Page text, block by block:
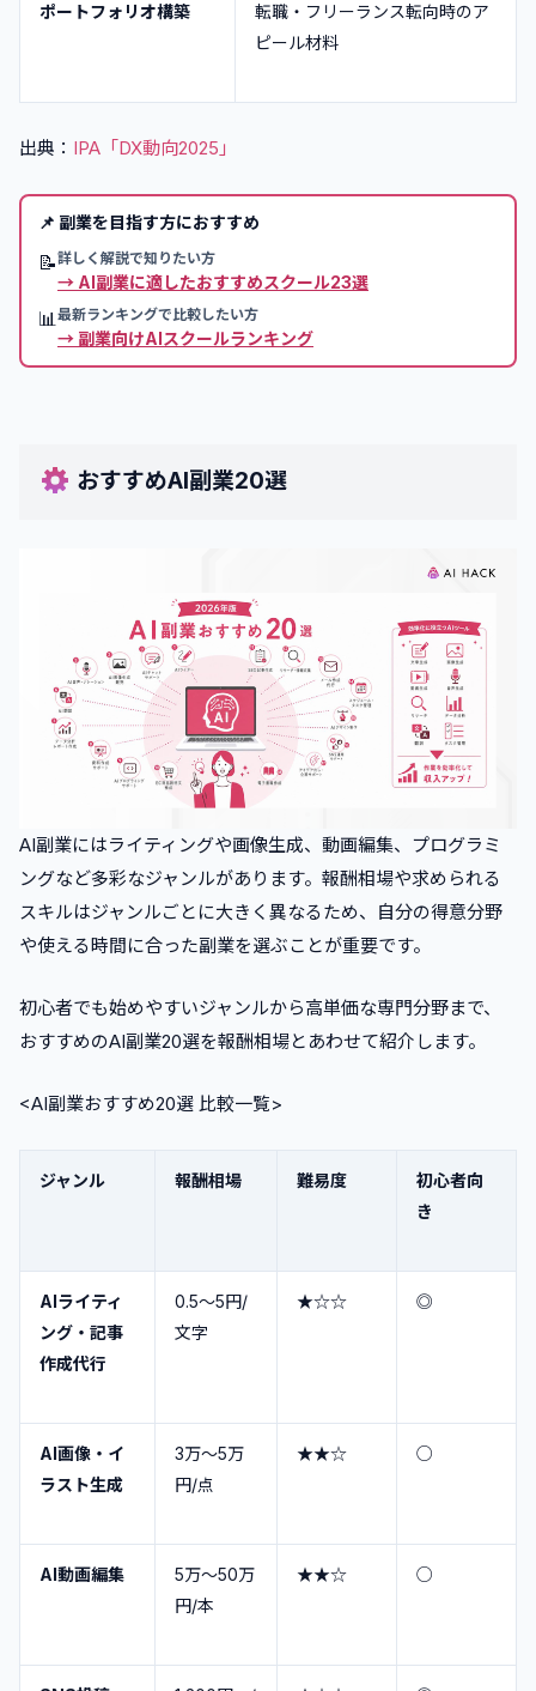
ポートフォリオ構築
転職・フリーランス転向時のア
ピール材料
出典： IPA「DX動向2025」
📌 副業を目指す方におすすめ
📝詳しく解説で知りたい方
→ AI副業に適したおすすめスクール23選
📊最新ランキングで比較したい方
→ 副業向けAIスクールランキング
おすすめAI副業20選
AI副業にはライティングや画像生成、動画編集、プログラミ
ングなど多彩なジャンルがあります。報酬相場や求められる
スキルはジャンルごとに大きく異なるため、自分の得意分野
や使える時間に合った副業を選ぶことが重要です。
初心者でも始めやすいジャンルから高単価な専門分野まで、
おすすめのAI副業20選を報酬相場とあわせて紹介します。
<AI副業おすすめ20選 比較一覧>
ジャンル 報酬相場 難易度
初心者向
き
AIライティ
ング・記事
作成代行
0.5〜5円/
文字
★☆☆ ◎
AI画像・イ
ラスト生成
3万〜5万
円/点
★★☆ ○
AI動画編集
5万〜50万
円/本
★★☆ ○